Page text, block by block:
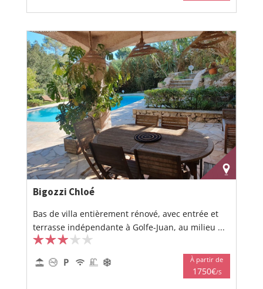
Bigozzi Chloé
Bas de villa entièrement rénové, avec entrée et
terrasse indépendante à Golfe-Juan, au milieu ...
À partir de
1750€/S